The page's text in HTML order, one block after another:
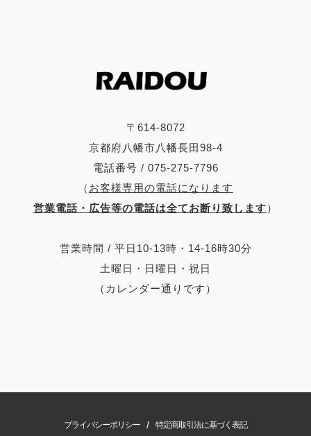
〒614-8072
京都府八幡市八幡長田98-4
電話番号 / 075-275-7796
（ お客様専用の電話になります
営業電話・広告等の電話は全てお断り致します）
営業時間 / 平日10-13時・14-16時30分
土曜日・日曜日・祝日
（カレンダー通りです）
プライバシーポリシー / 特定商取引法に基づく表記